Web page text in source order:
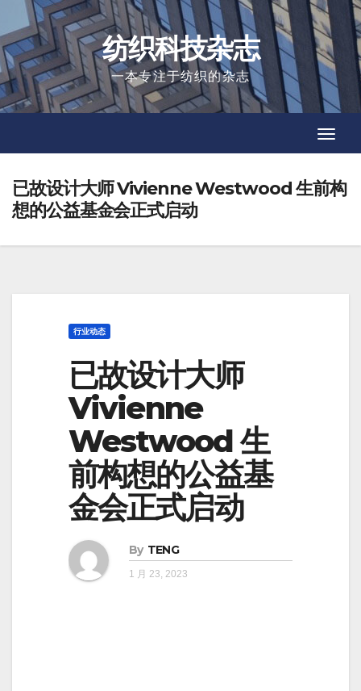
to
content
纺织科技杂志
一本专注于纺织的杂志
已故设计大师 Vivienne Westwood 生前构
想的公益基金会正式启动
行业动态
已故设计大师
Vivienne
Westwood 生
前构想的公益基
金会正式启动
By TENG
1 月 23, 2023